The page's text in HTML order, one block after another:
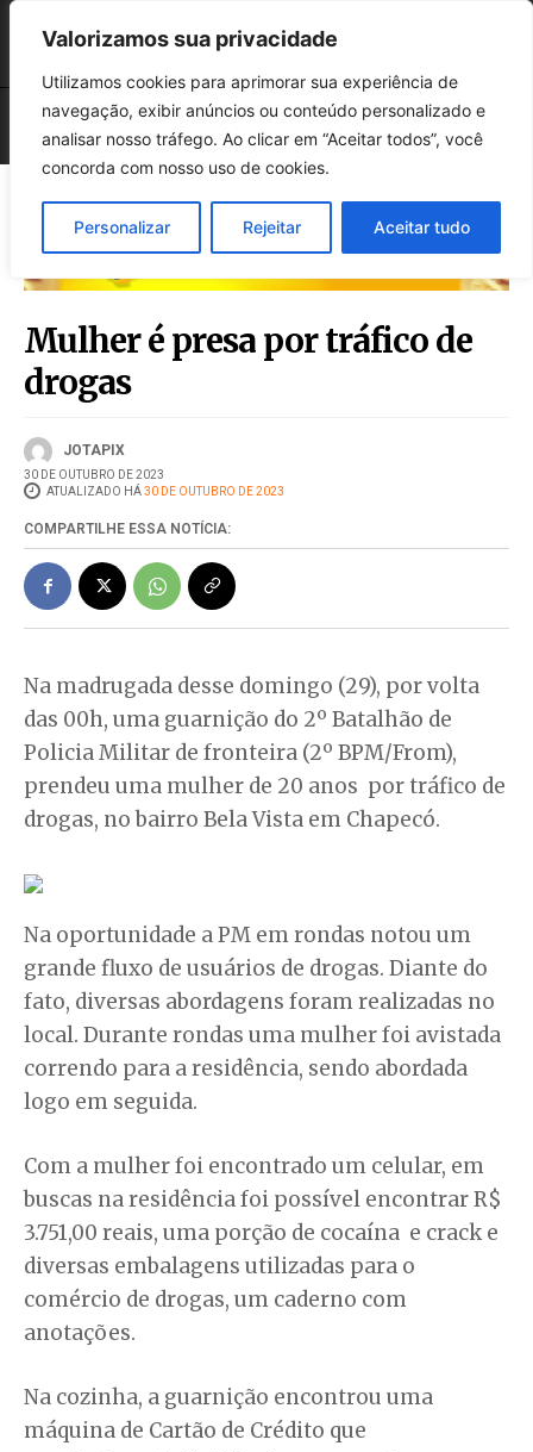
Valorizamos sua privacidade
Utilizamos cookies para aprimorar sua experiência de
navegação, exibir anúncios ou conteúdo personalizado e
analisar nosso tráfego. Ao clicar em “Aceitar todos”, você
concorda com nosso uso de cookies.
Personalizar Rejeitar Aceitar tudo
Mulher é presa por tráfico de
drogas
JOTAPIX
30 DE OUTUBRO DE 2023
ATUALIZADO HÁ30 DE OUTUBRO DE 2023
COMPARTILHE ESSA NOTÍCIA:
Na madrugada desse domingo (29), por volta
das 00h, uma guarnição do 2º Batalhão de
Policia Militar de fronteira (2º BPM/From),
prendeu uma mulher de 20 anos por tráfico de
drogas, no bairro Bela Vista em Chapecó.
Na oportunidade a PM em rondas notou um
grande fluxo de usuários de drogas. Diante do
fato, diversas abordagens foram realizadas no
local. Durante rondas uma mulher foi avistada
correndo para a residência, sendo abordada
logo em seguida.
Com a mulher foi encontrado um celular, em
buscas na residência foi possível encontrar R$
3.751,00 reais, uma porção de cocaína e crack e
diversas embalagens utilizadas para o
comércio de drogas, um caderno com
anotações.
Na cozinha, a guarnição encontrou uma
máquina de Cartão de Crédito que